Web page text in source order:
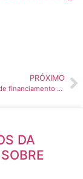
PRÓXIMO
Mapa cria linha de financiamento para ajudar o setor leiteiro nacional
DA